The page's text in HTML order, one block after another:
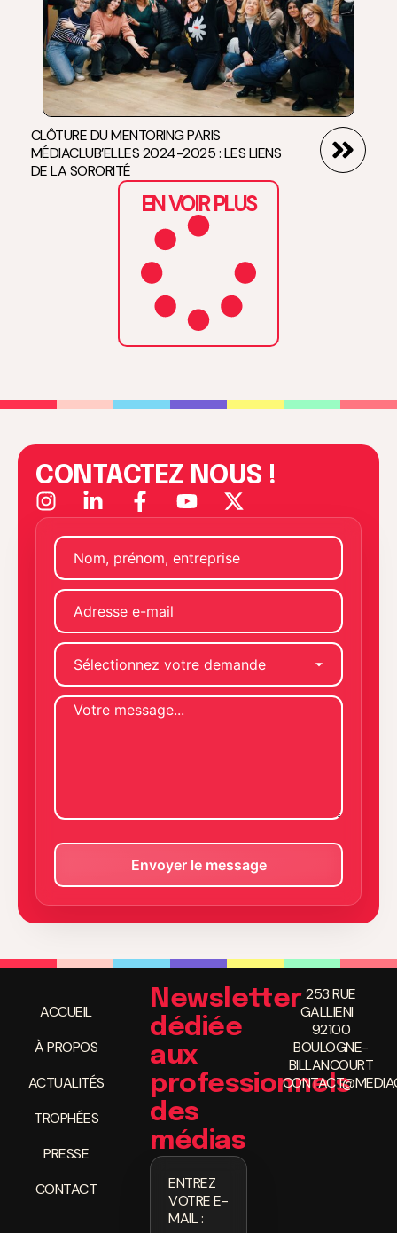
CLÔTURE DU MENTORING PARIS
MÉDIACLUB’ELLES 2024-2025 : LES LIENS
DE LA SORORITÉ
EN VOIR PLUS
CONTACTEZ NOUS !
ACCUEIL
À PROPOS
ACTUALITÉS
TROPHÉES
PRESSE
CONTACT
Newsletter
dédiée
aux
professionnels
des
médias
ENTREZ
VOTRE E-
MAIL :
253 RUE
GALLIENI
92100
BOULOGNE-
BILLANCOURT